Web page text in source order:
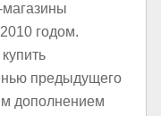
годом.
предыдущего
дополнением